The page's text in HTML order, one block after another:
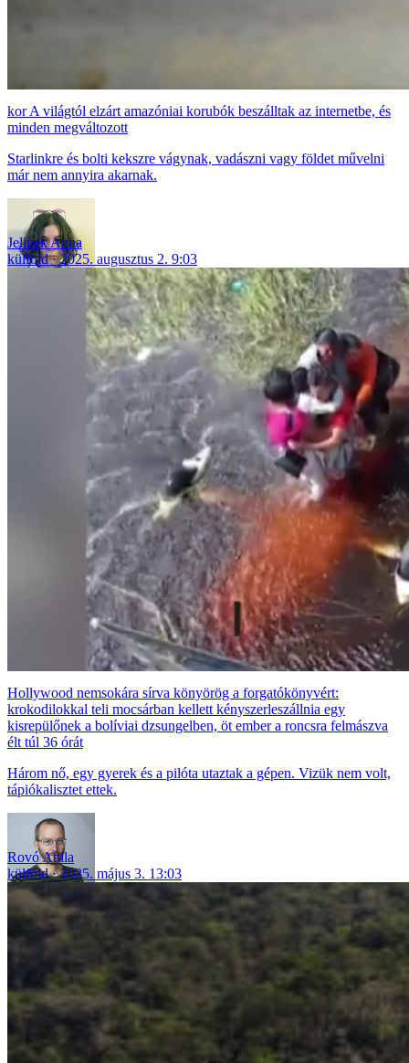
A világtól elzárt amazóniai korubók beszálltak az internetbe, és
minden megváltozott
Starlinkre és bolti kekszre vágynak, vadászni vagy földet művelni
már nem annyira akarnak.
Jelinek Anna
külföld
2025. augusztus 2. 9:03
Hollywood nemsokára sírva könyörög a forgatókönyvért:
krokodilokkal teli mocsárban kellett kényszerleszállnia egy
kisrepülőnek a bolíviai dzsungelben, öt ember a roncsra felmászva
élt túl 36 órát
Három nő, egy gyerek és a pilóta utaztak a gépen. Vizük nem volt,
tápiókalisztet ettek.
Rovó Attila
külföld
2025. május 3. 13:03